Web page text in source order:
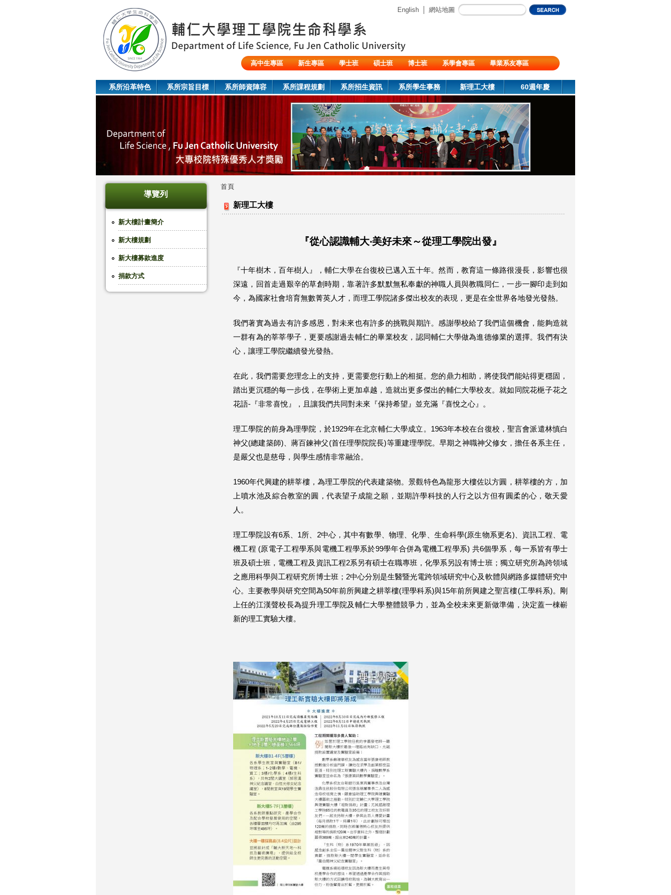
English 網站地圖
高中生專區 新生專區 學士班 碩士班 博士班 系學會專區
畢業系友專區
系所沿革特色 系所宗旨目標 系所師資陣容 系所課程規劃 系所招生資訊 系所學生事務 新理工大樓 60週年慶
導覽列
新大樓計畫簡介
新大樓規劃
新大樓募款進度
捐款方式
您
首頁
新理工大樓
『從心認識輔大‧美好未來～從理工學院出發』
『十年樹木，百年樹人』，輔仁大學在台復校已邁入五十年。然而，教育這一條路很漫長，影響也很
深遠，回首走過艱辛的草創時期，靠著許多默默無私奉獻的神職人員與教職同仁，一步一腳印走到如
今，為國家社會培育無數菁英人才，而理工學院諸多傑出校友的表現，更是在全世界各地發光發熱。
我們著實為過去有許多感恩，對未來也有許多的挑戰與期許。感謝學校給了我們這個機會，能夠造就
一群有為的莘莘學子，更要感謝過去輔仁的畢業校友，認同輔仁大學做為進德修業的選擇。我們有決
心，讓理工學院繼續發光發熱。
在此，我們需要您理念上的支持，更需要您行動上的相挺。您的鼎力相助，將使我們能站得更穩固，
踏出更沉穩的每一步伐，在學術上更加卓越，造就出更多傑出的輔仁大學校友。就如同院花梔子花之
花語-『非常喜悅』，且讓我們共同對未來『保持希望』並充滿『喜悅之心』。
理工學院的前身為理學院，於1929年在北京輔仁大學成立。1963年本校在台復校，聖言會派遣林慎白
神父(總建築師)、蔣百鍊神父(首任理學院院長)等重建理學院。早期之神職神父修女，擔任各系主任，
是嚴父也是慈母，與學生感情非常融洽。
1960年代興建的耕莘樓，為理工學院的代表建築物。景觀特色為龍形大樓佐以方圓，耕莘樓的方，加
上噴水池及綜合教室的圓，代表望子成龍之願，並期許學科技的人行之以方但有圓柔的心，敬天愛
人。
理工學院設有6系、1所、2中心，其中有數學、物理、化學、生命科學(原生物系更名)、資訊工程、電
機工程 (原電子工程學系與電機工程學系於99學年合併為電機工程學系) 共6個學系，每一系皆有學士
班及碩士班，電機工程及資訊工程2系另有碩士在職專班，化學系另設有博士班；獨立研究所為跨領域
之應用科學與工程研究所博士班；2中心分別是生醫暨光電跨領域研究中心及軟體與網路多媒體研究中
心。主要教學與研究空間為50年前所興建之耕莘樓(理學科系)與15年前所興建之聖言樓(工學科系)。剛
上任的江漢聲校長為提升理工學院及輔仁大學整體競爭力，並為全校未來更新做準備，決定蓋一棟嶄
新的理工實驗大樓。